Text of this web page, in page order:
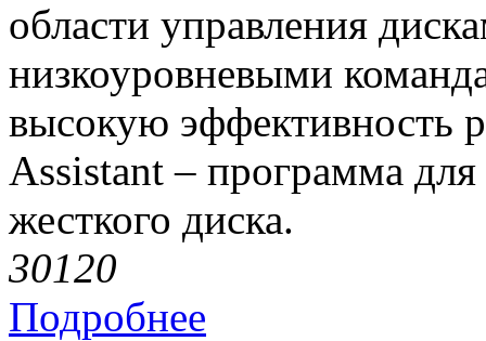
области управления
низкоуровневыми
высокую эффективность
Assistant – программа
жесткого диска.
30120
Подробнее